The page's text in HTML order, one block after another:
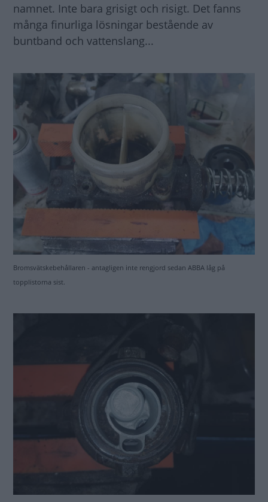
namnet. Inte bara grisigt och risigt. Det fanns
många finurliga lösningar bestående av
buntband och vattenslang...
Bromsvätskebehållaren - antagligen inte rengjord sedan ABBA låg på
topplistorna sist.